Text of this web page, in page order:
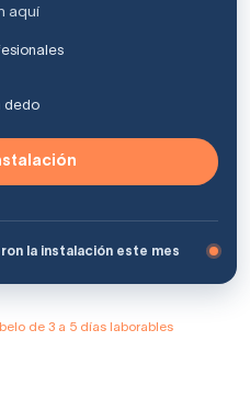
aquí
dedo
la instalación este mes
de 3 a 5 días laborables